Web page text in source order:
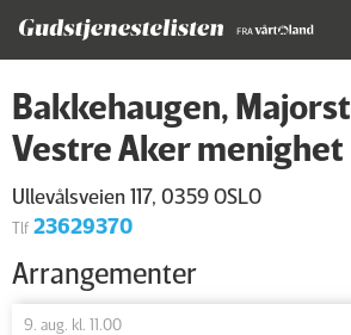
Bakkehaugen,
Vestre Aker menighet
Ullevålsveien 117, 0359 OSLO
Tlf 23629370
Arrangementer
9. aug. kl. 11.00